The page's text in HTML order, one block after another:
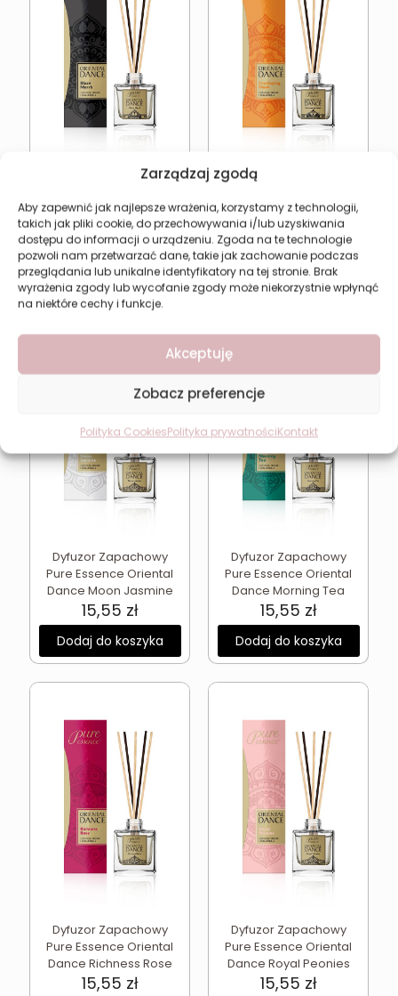
Zarządzaj zgodą
Aby zapewnić jak najlepsze wrażenia, korzystamy z technologii,
takich jak pliki cookie, do przechowywania i/lub uzyskiwania
dostępu do informacji o urządzeniu. Zgoda na te technologie
pozwoli nam przetwarzać dane, takie jak zachowanie podczas
przeglądania lub unikalne identyfikatory na tej stronie. Brak
wyrażenia zgody lub wycofanie zgody może niekorzystnie wpłynąć
na niektóre cechy i funkcje.
Akceptuję
Zobacz preferencje
Polityka CookiesPolityka prywatnościKontakt
Dyfuzor Zapachowy
Pure Essence Oriental
Dance Blaze Myrrh
15,55zł
Dodaj do koszyka
Dyfuzor Zapachowy
Pure Essence Oriental
Dance Enveloping Musk
15,55zł
Dodaj do koszyka
Dyfuzor Zapachowy
Pure Essence Oriental
Dance Moon Jasmine
15,55 zł
Dodaj do koszyka
Dyfuzor Zapachowy
Pure Essence Oriental
Dance Morning Tea
15,55 zł
Dodaj do koszyka
Dyfuzor Zapachowy
Pure Essence Oriental
Dance Richness Rose
15,55 zł
Dyfuzor Zapachowy
Pure Essence Oriental
Dance Royal Peonies
15,55 zł